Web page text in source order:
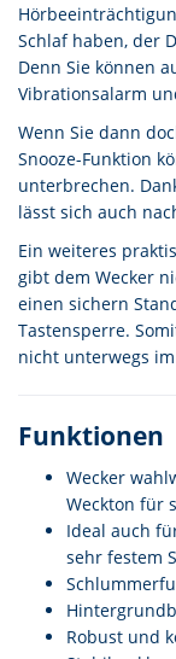
Schlaf haben, der
Denn Sie können
Vibrationsalarm
Wenn Sie dann
Snooze-Funktion
unterbrechen.
lässt sich auch
Ein weiteres
gibt dem Wecker
einen sichern
Tastensperre.
nicht unterwegs
Funktionen
Wecker
Weckton für
Ideal auch
sehr festem
Robust und